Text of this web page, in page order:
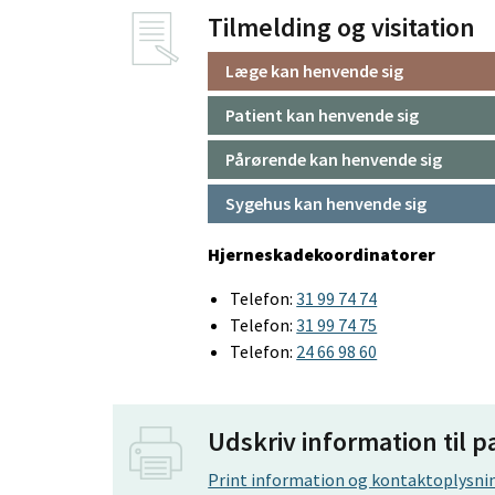
Tilmelding og visitation
Læge kan henvende sig
Patient kan henvende sig
Pårørende kan henvende sig
Sygehus kan henvende sig
Hjerneskadekoordinatorer
Telefon:31 99 74 74
Telefon:31 99 74 75
Telefon: 24 66 98 60
Udskriv information til
Print information og